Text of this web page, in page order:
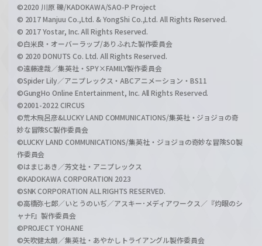
©2020 川原 礫/KADOKAWA/SAO-P Project
© 2017 Manjuu Co.,Ltd. & YongShi Co.,Ltd. All Rights Reserved.
© 2017 Yostar, Inc. All Rights Reserved.
©白米良・オーバーラップ/ありふれた製作委員会
© 2020 DONUTS Co. Ltd. All Rights Reserved.
©遠藤達哉／集英社・SPY×FAMILY製作委員会
©Spider Lily／アニプレックス・ABCアニメーション・BS11
©GungHo Online Entertainment, Inc. All Rights Reserved.
©2001-2022 CIRCUS
©荒木飛呂彦&LUCKY LAND COMMUNICATIONS/集英社・ジョジョの奇
妙な冒険SC製作委員会
©LUCKY LAND COMMUNICATIONS/集英社・ジョジョの奇妙な冒険SO製
作委員会
©はまじあき／芳文社・アニプレックス
©KADOKAWA CORPORATION 2023
©SNK CORPORATION ALL RIGHTS RESERVED.
©高橋弥七郎／いとうのいぢ／アスキー･メディアワークス／『灼眼のシ
ャナF』製作委員会
©PROJECT YOHANE
©矢吹健太朗／集英社・あやかしトライアングル製作委員会